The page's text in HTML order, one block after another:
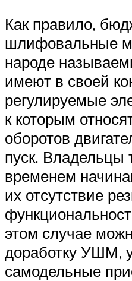
Как правило,
шлифовальные
народе
имеют в своей
регулируемые
к которым
оборотов
пуск. Владельцы
временем
их отсутствие
этом случае
доработку УШМ,
самодельные